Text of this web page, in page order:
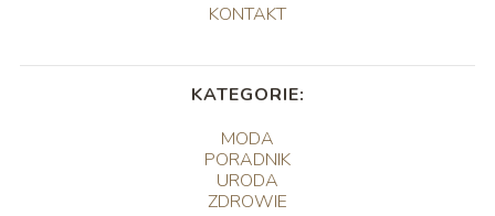
KONTAKT
KATEGORIE:
MODA
PORADNIK
URODA
ZDROWIE